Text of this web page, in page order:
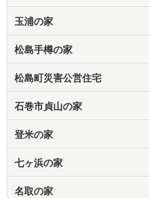
玉浦の家
松島手樽の家
松島町災害公営住宅
石巻市貞山の家
登米の家
七ヶ浜の家
名取の家